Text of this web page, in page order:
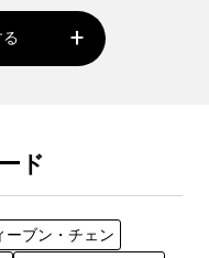
ド
ーブン・チェン